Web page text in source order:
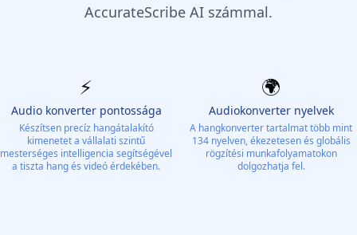
AccurateScribe AI számmal.
⚡️
Audio konverter pontossága
Készítsen precíz hangátalakító
kimenetet a vállalati szintű
mesterséges intelligencia segítségével
a tiszta hang és videó érdekében.
🌍
Audiokonverter nyelvek
A hangkonverter tartalmat több mint
134 nyelven, ékezetesen és globális
rögzítési munkafolyamatokon
dolgozhatja fel.